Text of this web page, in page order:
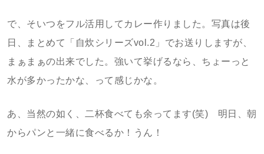
で、そいつをフル活用してカレー作りました。写真は後
日、まとめて「自炊シリーズvol.2」でお送りしますが、
まぁまぁの出来でした。強いて挙げるなら、ちょーっと
水が多かったかな、って感じかな。
あ、当然の如く、二杯食べても余ってます(笑) 明日、朝
からパンと一緒に食べるか！うん！